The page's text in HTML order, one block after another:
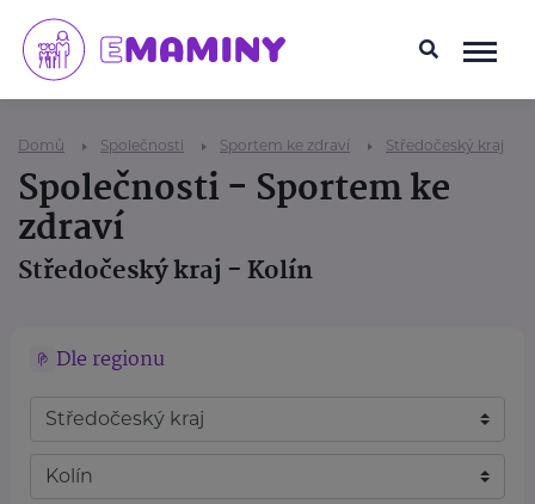
Domů Společnosti Sportem ke zdraví Středočeský kraj
Společnosti - Sportem ke
zdraví
Středočeský kraj - Kolín
Dle regionu